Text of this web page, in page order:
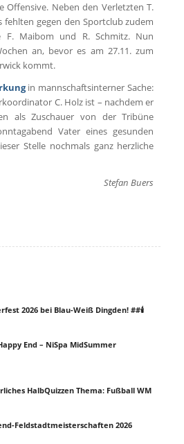
Offensive. Neben den Verletzten T.
fehlten gegen den Sportclub zudem
F. Maibom und R. Schmitz. Nun
an, bevor es am 27.11. zum
kommt.
in mannschaftsinterner Sache:
C. Holz ist – nachdem er
als Zuschauer von der Tribüne
Vater eines gesunden
Stelle nochmals ganz herzliche
Stefan Buers
2026 bei Blau-Weiß Dingden! ##🕯️
End – NiSpa MidSummer
HalbQuizzen Thema: Fußball WM
Feldstadtmeisterschaften 2026